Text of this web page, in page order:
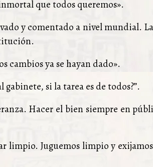
que todos queremos».
y comentado a nivel mundial.
cambios ya se hayan dado».
si la tarea es de todos?”.
Hacer el bien siempre en
limpio. Juguemos limpio y